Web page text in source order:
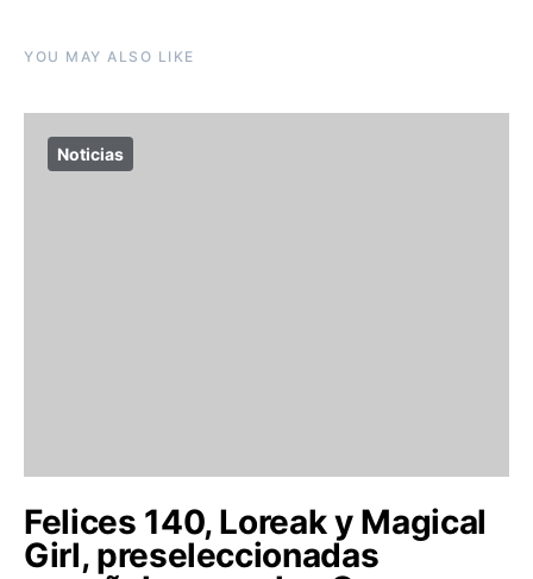
YOU MAY ALSO LIKE
Noticias
Felices 140, Loreak y Magical
Girl, preseleccionadas